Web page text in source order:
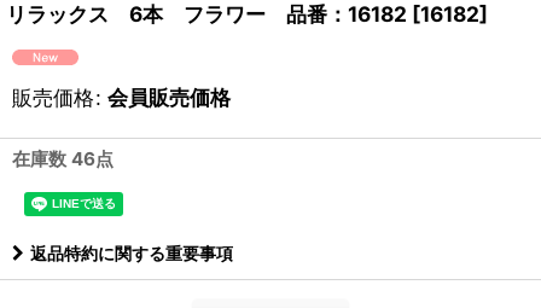
リラックス 6本 フラワー 品番：16182 [16182]
販売価格: 会員販売価格
在庫数 46点
返品特約に関する重要事項